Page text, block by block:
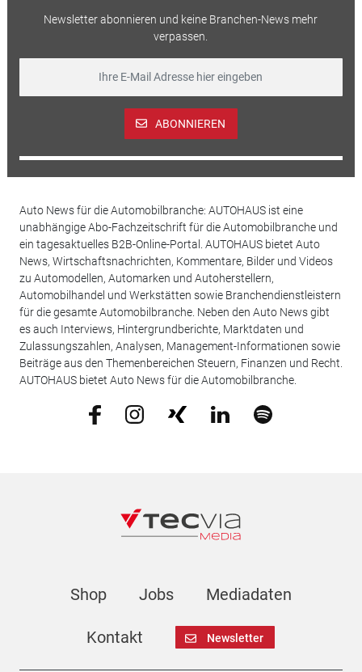
Newsletter abonnieren und keine Branchen-News mehr
verpassen.
ABONNIEREN
Auto News für die Automobilbranche: AUTOHAUS ist eine
unabhängige Abo-Fachzeitschrift für die Automobilbranche und
ein tagesaktuelles B2B-Online-Portal. AUTOHAUS bietet Auto
News, Wirtschaftsnachrichten, Kommentare, Bilder und Videos
zu Automodellen, Automarken und Autoherstellern,
Automobilhandel und Werkstätten sowie Branchendienstleistern
für die gesamte Automobilbranche. Neben den Auto News gibt
es auch Interviews, Hintergrundberichte, Marktdaten und
Zulassungszahlen, Analysen, Management-Informationen sowie
Beiträge aus den Themenbereichen Steuern, Finanzen und Recht.
AUTOHAUS bietet Auto News für die Automobilbranche.
Shop Jobs Mediadaten
Kontakt Newsletter